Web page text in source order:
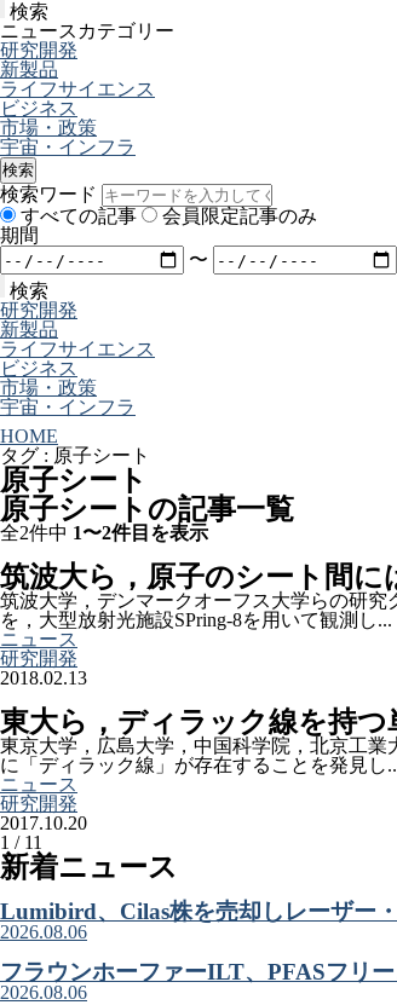
検索
ニュースカテゴリー
研究開発
新製品
ライフサイエンス
ビジネス
市場・政策
宇宙・インフラ
検索
検索ワード
すべての記事
会員限定記事のみ
期間
〜
検索
研究開発
新製品
ライフサイエンス
ビジネス
市場・政策
宇宙・インフラ
HOME
タグ : 原子シート
原子シート
原子シートの記事一覧
全2件中 1〜2件目を表示
筑波大ら，原子のシート間
筑波大学，デンマークオーフス大学らの研
を，大型放射光施設SPring-8を用いて観測し...
ニュース
研究開発
2018.02.13
東大ら，ディラック線を持
東京大学，広島大学，中国科学院，北京工
に「ディラック線」が存在することを発見し
ニュース
研究開発
2017.10.20
1 / 11
新着ニュース
Lumibird、Cilas株を売却しレーザー
2026.08.06
フラウンホーファーILT、PFASフリ
2026.08.06